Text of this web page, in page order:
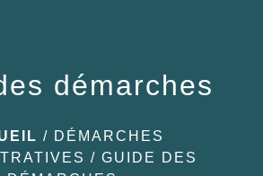
démarches
/ DÉMARCHES
/ GUIDE DES